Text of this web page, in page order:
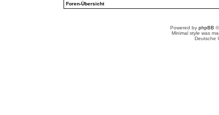
Foren-Übersicht
Powered by phpBB
Minimal style was
Deutsche